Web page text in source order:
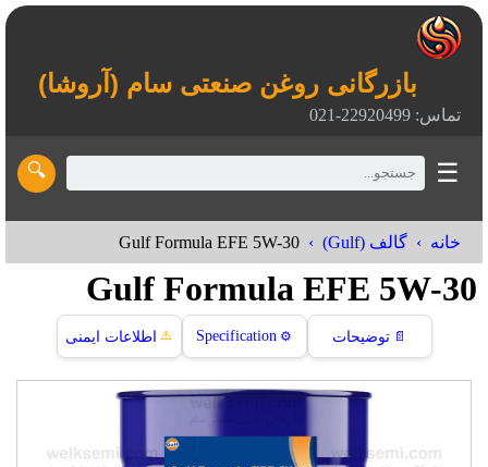
بازرگانی روغن صنعتی سام (آروشا)
تماس: 22920499-021
☰
🔍
خانه گالف (Gulf) Gulf Formula EFE 5W-30
Gulf Formula EFE 5W-30
📄 توضیحات ⚙️
Specification
⚠️ اطلاعات ایمنی